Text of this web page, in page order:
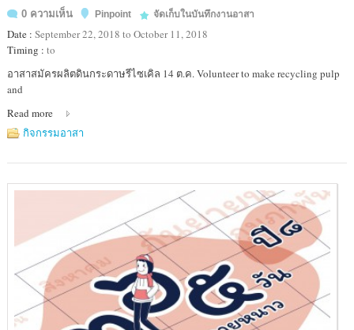
0 ความเห็น
Pinpoint จัดเก็บในบันทึกงานอาสา
Date : September 22, 2018 to October 11, 2018
Timing : to
Location
:
อาสา
สมัคร
สังคม
อาสาสมัครผลิตดินกระดาษรีไซเคิล 14 ต.ค. Volunteer to make recycling pulp
and
Read more
กิจกรรมอาสา